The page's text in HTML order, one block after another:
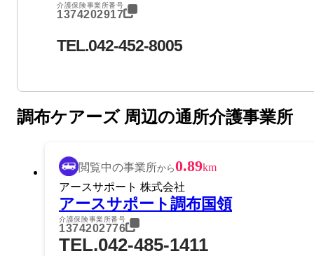
介護保険事業所番号
1374202917
TEL.042-452-8005
調布ケアーズ 周辺の通所介護事業所
閲覧中の事業所から0.89km
アースサポート 株式会社
アースサポート調布国領
介護保険事業所番号
1374202776
TEL.042-485-1411